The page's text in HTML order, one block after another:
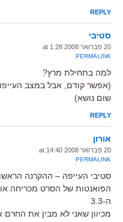
REPLY
סטיבי
20 פברואר 2008 at 1:28
PERMALINK
למה בתחילת מרץ?
(אפשר קודם, אבל במצב
שום נושא)
REPLY
אורון
20 פברואר 2008 at 14:40
PERMALINK
סטיבי העייפה – ההקרנה
הפואנטות של הסרט מכריחה
ה-3.3
מכיוון שאני לא מבין את